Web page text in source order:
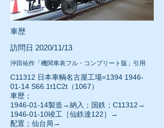
車歴
訪問日 2020/11/13
沖田祐作「機関車表フル・コンプリート版」引用
C11312 日本車輌名古屋工場=1394 1946-
01-14 S66.1t1C2t（1067）
車歴；
1946-01-14製造→納入；国鉄；C11312→
1946-01-10竣工［仙鉄達122］→
配置；仙台局→